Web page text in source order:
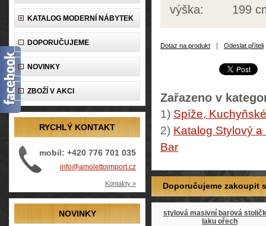
KATALOG MODERNÍ NÁBYTEK
DOPORUČUJEME
NOVINKY
ZBOŽÍ V AKCI
RYCHLÝ KONTAKT
mobil: +420 776 701 035
info@amolettoimport.cz
Kontakty »
NOVINKY
výška: 199
Dotaz na produkt Odeslat příteli
Zařazeno v
1) Spíže,
2) Katalog Stylový
Bar
Doporučujeme zakoupit
stylová masivní barová
laku ořech